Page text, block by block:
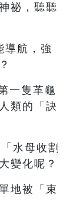
祕，聽聽
導航，強
一隻革龜
類的「訣
水母收割
變化呢？
地被「束